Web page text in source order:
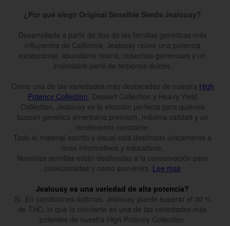
¿Por qué elegir Original Sensible Seeds Jealousy?
Desarrollada a partir de dos de las familias genéticas más
influyentes de California, Jealousy reúne una potencia
excepcional, abundante resina, cosechas generosas y un
inolvidable perfil de terpenos dulces.
Como una de las variedades más destacadas de nuestra High
Potency Collection, Dessert Collection y Heavy Yield
Collection, Jealousy es la elección perfecta para quienes
buscan genética americana premium, máxima calidad y un
rendimiento constante.
Todo el material escrito y visual está destinado únicamente a
fines informativos y educativos.
Nuestras semillas están destinadas a la conservación para
coleccionistas y como souvenirs. Lee mas
Jealousy es una variedad de alta potencia?
Sí. En condiciones óptimas, Jealousy puede superar el 30 %
de THC, lo que la convierte en una de las variedades más
potentes de nuestra High Potency Collection.